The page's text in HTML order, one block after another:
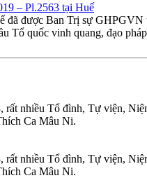
– Pl.2563 tại Huế
đã được Ban Trị sự
Tổ quốc vinh quang, đạo
nhiều Tổ đình, Tự viện,
Ca Mâu Ni.
nhiều Tổ đình, Tự viện,
Ca Mâu Ni.